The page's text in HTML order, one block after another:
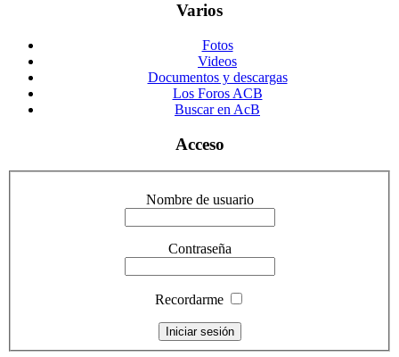
Varios
Fotos
Videos
Documentos y descargas
Los Foros ACB
Buscar en AcB
Acceso
Nombre de usuario
Contraseña
Recordarme